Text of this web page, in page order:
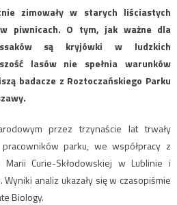
zimowały w starych liściastych
piwnicach. O tym, jak ważne dla
są kryjówki w ludzkich
lasów nie spełnia warunków
badacze z Roztoczańskiego Parku
przez trzynaście lat trwały
parku, we współpracy z
Curie-Skłodowskiej w Lublinie i
analiz ukazały się w czasopiśmie
Biology.